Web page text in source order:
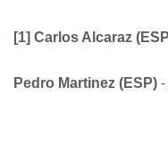
[1] Carlos Alcaraz
Pedro Martinez (ESP) -